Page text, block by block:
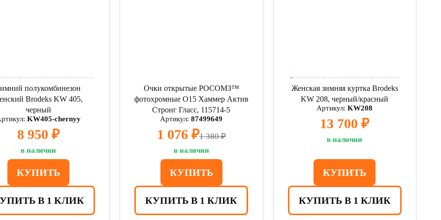
полукомбинезон
Brodeks KW 405,
черный
KW405-chernyy
8 950 ₽
в наличии
КУПИТЬ
В 1 КЛИК
Очки открытые РОСОМЗ™
фотохромные О15 Хаммер Актив
Стронг Гласс, 115714-5
Артикул:87499649
1 076 ₽1 380 ₽
в наличии
КУПИТЬ
КУПИТЬ В 1 КЛИК
Женская зимняя куртка Brodeks
KW 208, черный/красный
Артикул:KW208
13 700 ₽
в наличии
КУПИТЬ
КУПИТЬ В 1 КЛИК